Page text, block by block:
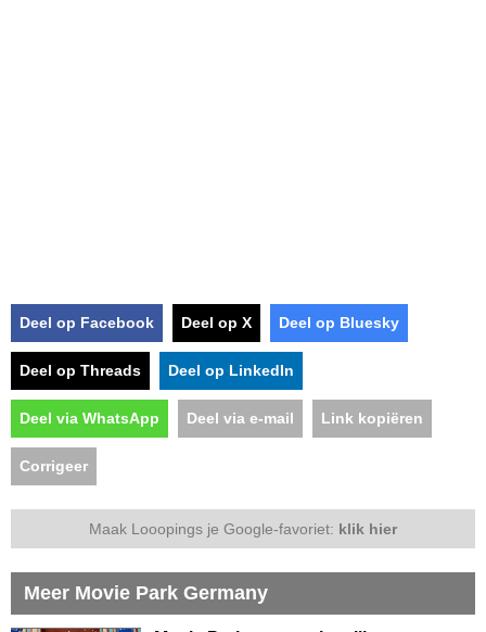
Deel op Facebook Deel op X Deel op Bluesky
Deel op Threads Deel op LinkedIn
Deel via WhatsApp Deel via e-mail Link kopiëren
Corrigeer
Maak Looopings je Google-favoriet: klik hier
Meer Movie Park Germany